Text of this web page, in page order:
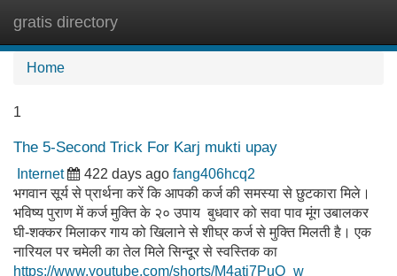
gratis directory
Home
1
The 5-Second Trick For Karj mukti upay
Internet 422 days ago fang406hcq2
भगवान सूर्य से प्रार्थना करें कि आपकी कर्ज की समस्या से छुटकारा मिले।
भविष्य पुराण में कर्ज मुक्ति के २० उपाय बुधवार को सवा पाव मूंग उबालकर
घी-शक्कर मिलाकर गाय को खिलाने से शीघ्र कर्ज से मुक्ति मिलती है। एक
नारियल पर चमेली का तेल मिले सिन्दूर से स्वस्तिक का
https://www.youtube.com/shorts/M4ati7PuO_w